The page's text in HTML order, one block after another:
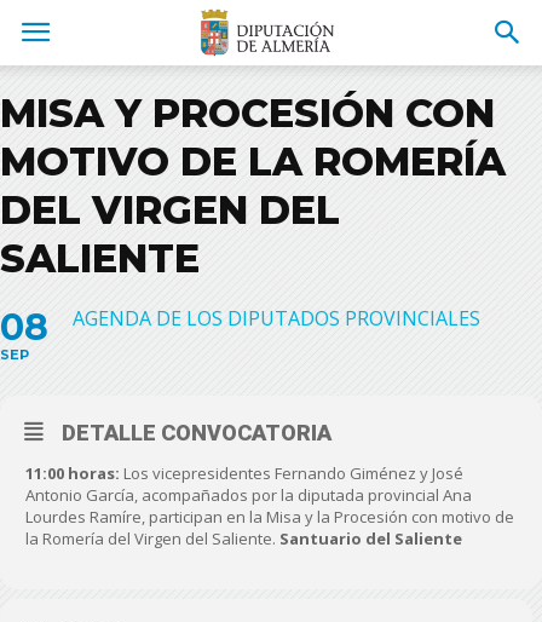
MISA Y PROCESIÓN CON
MOTIVO DE LA ROMERÍA
DEL VIRGEN DEL
SALIENTE
08
SEP
AGENDA DE LOS DIPUTADOS PROVINCIALES
DETALLE CONVOCATORIA
11:00 horas: Los vicepresidentes Fernando Giménez y José
Antonio García, acompañados por la diputada provincial Ana
Lourdes Ramíre, participan en la Misa y la Procesión con motivo de
la Romería del Virgen del Saliente. Santuario del Saliente